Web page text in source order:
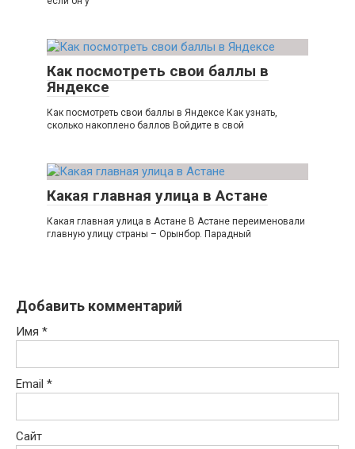
Как посмотреть свои баллы в
Яндексе
Как посмотреть свои баллы в Яндексе Как узнать,
сколько накоплено баллов Войдите в свой
Какая главная улица в Астане
Какая главная улица в Астане В Астане переименовали
главную улицу страны – Орынбор. Парадный
Добавить комментарий
Имя *
Email *
Сайт